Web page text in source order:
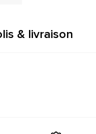
& livraison